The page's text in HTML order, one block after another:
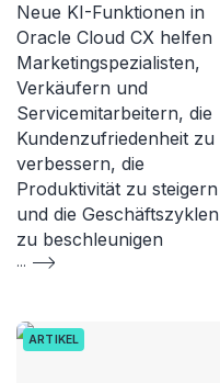
Neue KI-Funktionen in
Oracle Cloud CX helfen
Marketingspezialisten,
Verkäufern und
Servicemitarbeitern, die
Kundenzufriedenheit zu
verbessern, die
Produktivität zu steigern
und die Geschäftszyklen
zu beschleunigen
...
ARTIKEL